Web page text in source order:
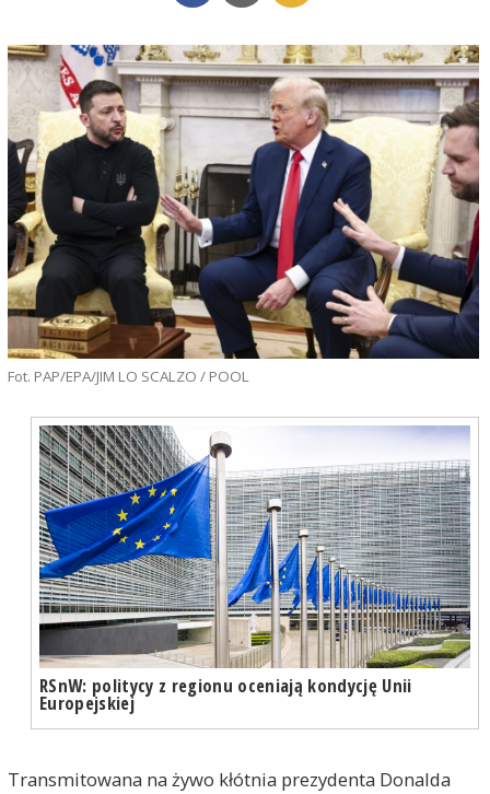
Fot. PAP/EPA/JIM LO SCALZO / POOL
RSnW: politycy z regionu oceniają kondycję Unii
Europejskiej
Transmitowana na żywo kłótnia prezydenta Donalda